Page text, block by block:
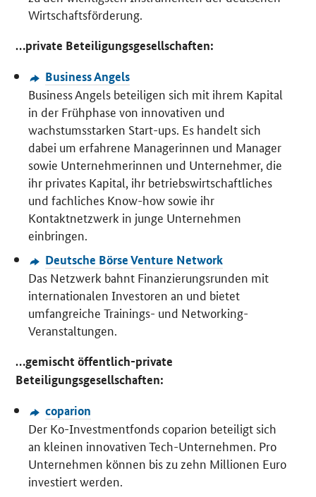
Wirtschaftsförderung.
…private Beteiligungsgesellschaften:
Business Angels
Business Angels beteiligen sich mit ihrem Kapital
in der Frühphase von innovativen und
wachstumsstarken Start-ups. Es handelt sich
dabei um erfahrene Managerinnen und Manager
sowie Unternehmerinnen und Unternehmer, die
ihr privates Kapital, ihr betriebswirtschaftliches
und fachliches Know-how sowie ihr
Kontaktnetzwerk in junge Unternehmen
einbringen.
Deutsche Börse Venture Network
Das Netzwerk bahnt Finanzierungsrunden mit
internationalen Investoren an und bietet
umfangreicheTrainings- und Networking-
Veranstaltungen.
…gemischt öffentlich-private
Beteiligungsgesellschaften:
coparion
Der Ko-Investmentfonds coparion beteiligt sich
an kleinen innovativen Tech-Unternehmen. Pro
Unternehmen können bis zu zehn Millionen Euro
investiert werden.